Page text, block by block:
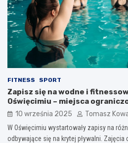
FITNESS SPORT
Zapisz się na wodne i
Oświęcimiu – miejsca
10 września 2025 Tomasz
W Oświęcimiu wystartowały zapisy na
odbywające się na krytej pływalni. Zajęcia